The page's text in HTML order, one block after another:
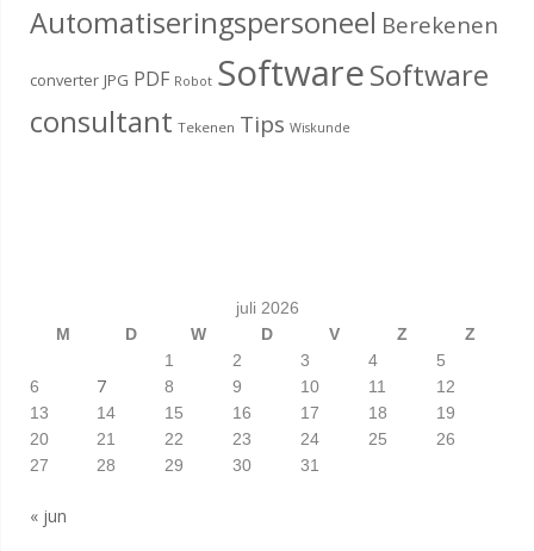
Automatiseringspersoneel Berekenen
converter JPG PDF Robot SoftwareSoftware
consultant Tekenen Tips Wiskunde
juli 2026
M
D W D V Z
Z
1
2 3 4
5
6
7 8 9 10 11
12
13
14 15 16 17 18
19
20
21 22 23 24 25
26
27
28 29 30 31
« jun